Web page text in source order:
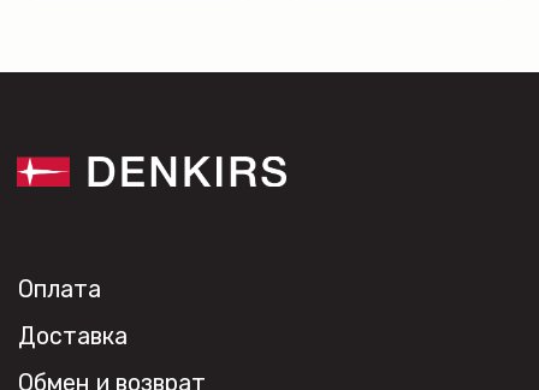
Монтажным организациям
opt@denkirs.ru
обработки персональных данных